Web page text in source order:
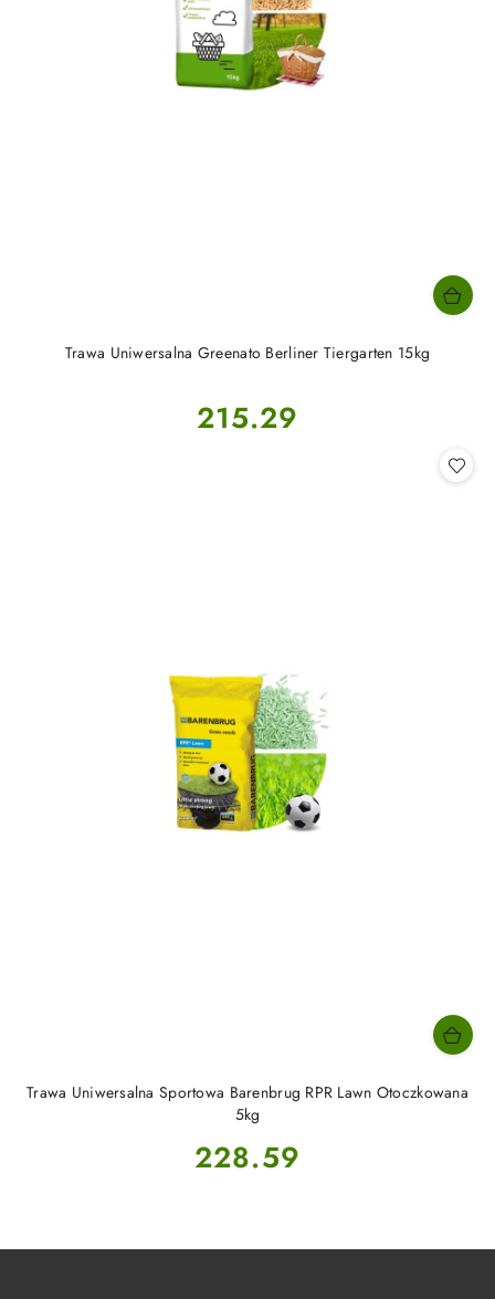
Trawa Uniwersalna Greenato Berliner Tiergarten 15kg
Cena:
215.29
Trawa Uniwersalna Sportowa Barenbrug RPR Lawn Otoczkowana
5kg
Cena:
228.59